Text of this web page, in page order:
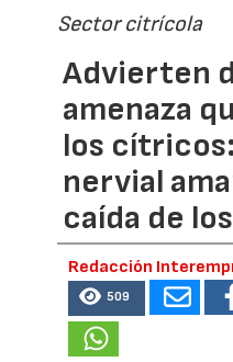
Sector citrícola
Advierten
amenaza
los
nervial
caída de
Redacción
509